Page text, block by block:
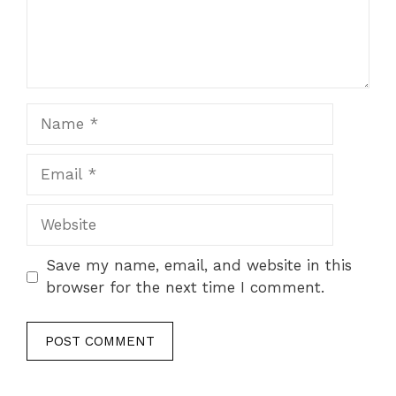
Website
Save my name, email, and website in this
browser for the next time I comment.